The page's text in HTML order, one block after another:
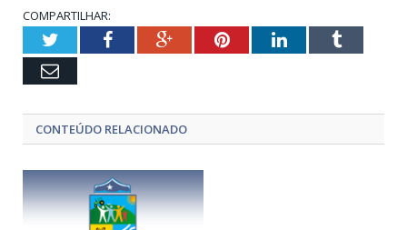
COMPARTILHAR:
TwitterFacebookGoogle+PinterestLinkedInTumblr
Email
CONTEÚDO RELACIONADO